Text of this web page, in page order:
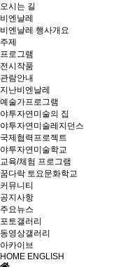
오시는 길
비엔날레
비엔날레 행사개요
주제
프로그램
전시작품
관람안내
지난비엔날레
예술가프로그램
야투자연미술의 집
야투자연미술레지던스
국제협력프로젝트
야투자연미술학교
교육/체험 프로그램
꿈다락 토요문화학교
커뮤니티
공지사항
주요뉴스
포토갤러리
동영상갤러리
아카이브
HOME ENGLISH